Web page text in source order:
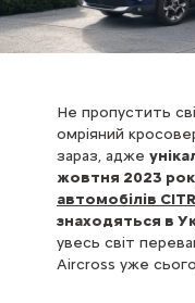
Не пропустить
омріяний
зараз, адже
жовтня 2023
автомобілів
знаходяться в
увесь світ
Aircross уже